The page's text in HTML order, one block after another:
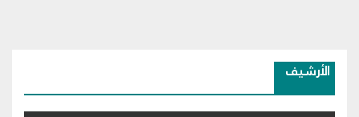
الأرشيف